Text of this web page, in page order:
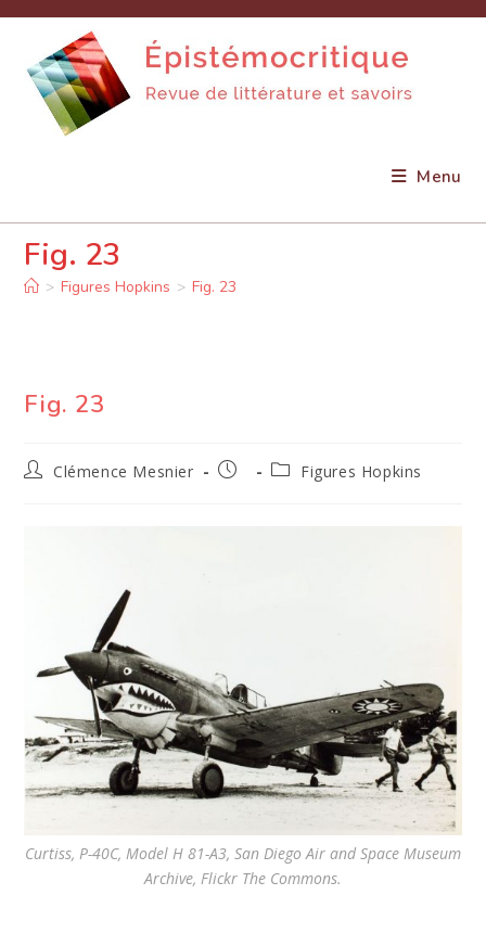
content
Menu
Fig. 23
> Figures Hopkins > Fig. 23
Fig. 23
Auteur/autrice
Clémence Mesnier
Publication
PostFigures Hopkins
Curtiss, P-40C, Model H 81-A3, San Diego Air and Space Museum
Archive, Flickr The Commons.